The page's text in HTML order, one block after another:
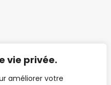
vie privée.
améliorer votre